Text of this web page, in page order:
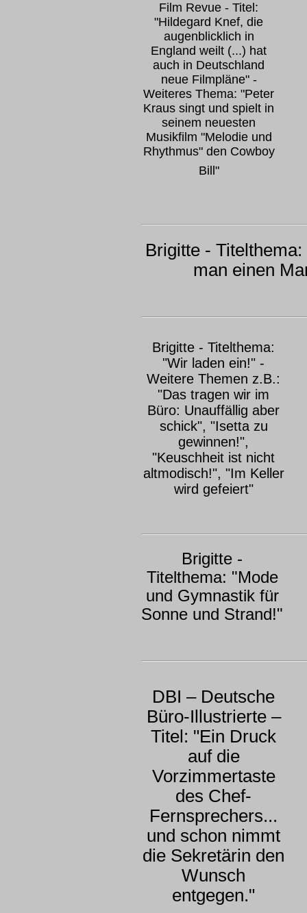
Film Revue - Titel:
"Hildegard Knef, die
augenblicklich in
England weilt (...) hat
auch in Deutschland
neue Filmpläne" -
Weiteres Thema: "Peter
Kraus singt und spielt in
seinem neuesten
Musikfilm "Melodie und
Rhythmus" den Cowboy
Bill"
Brigitte -
man einen
Brigitte - Titelthema:
"Wir laden ein!" -
Weitere Themen z.B.:
"Das tragen wir im
Büro: Unauffällig aber
schick", "Isetta zu
gewinnen!",
"Keuschheit ist nicht
altmodisch!", "Im Keller
wird gefeiert"
Brigitte -
Titelthema: "Mode
und Gymnastik für
Sonne und Strand!"
DBI – Deutsche
Büro-Illustrierte –
Titel: "Ein Druck
auf die
Vorzimmertaste
des Chef-
Fernsprechers...
und schon nimmt
die Sekretärin den
Wunsch
entgegen."